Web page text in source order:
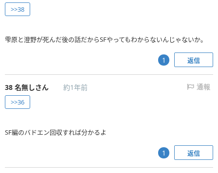
>>38
雫原と澄野が死んだ後の話だからSFやってもわからないんじゃないか。
返信
1
38 名無しさん 約1年前 通報
>>36
SF編のバドエン回収すれば分かるよ
返信
1